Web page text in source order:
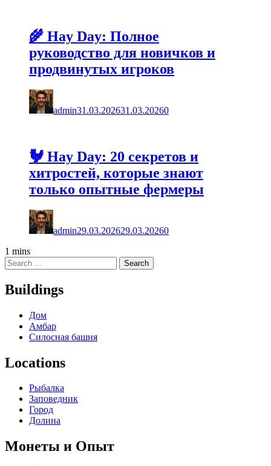
🌾 Hay Day: Полное
руководство для новичков и
продвинутых игроков
admin31.03.202631.03.20260
🐓 Hay Day: 20 секретов и
хитростей, которые знают
только опытные фермеры
admin29.03.202629.03.20260
1 mins
Buildings
Дом
Амбар
Силосная башня
Locations
Рыбалка
Заповедник
Город
Долина
Монеты и Опыт